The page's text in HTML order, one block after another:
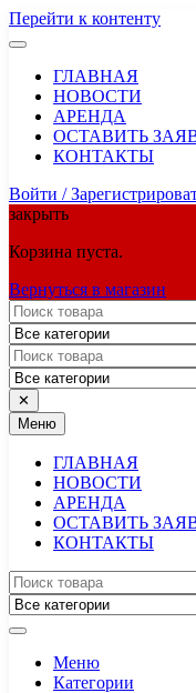
Перейти к контенту
ГЛАВНАЯ
НОВОСТИ
АРЕНДА
ОСТАВИТЬ
КОНТАКТЫ
Войти /
закрыть
Корзина пуста.
Вернуться в магазин
✕
Меню
ГЛАВНАЯ
НОВОСТИ
АРЕНДА
ОСТАВИТЬ
КОНТАКТЫ
Меню
Категории